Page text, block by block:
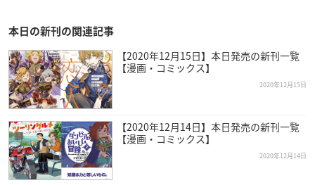
本日の新刊の関連記事
【2020年12月15日】本日発売の新刊一覧
【漫画・コミックス】
2020年12月15日
【2020年12月14日】本日発売の新刊一覧
【漫画・コミックス】
2020年12月14日